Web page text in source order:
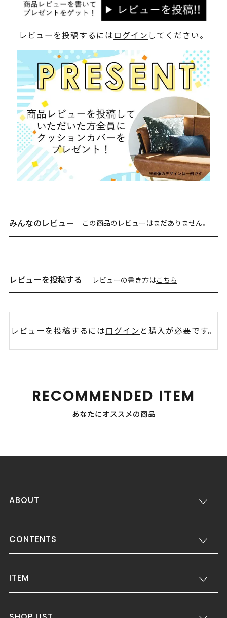
レビューを投稿するにはログイン してください。
みんなのレビュー この商品のレビューはまだありません。
レビューを投稿する レビューの書き方はこちら
レビューを投稿するにはログイン と購入が必要です。
RECOMMENDED ITEM
あなたにオススメの商品
ABOUT
CONTENTS
ITEM